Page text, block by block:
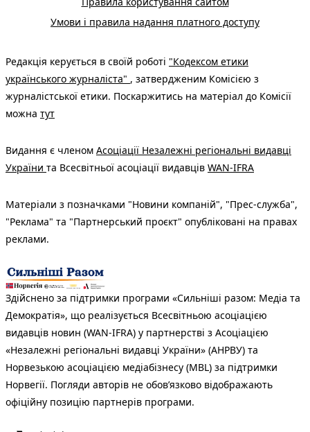
Умови і правила надання платного доступу
Редакція керується в своїй роботі "Кодексом етики
українського журналіста" , затвердженим Комісією з
журналістської етики. Поскаржитись на матеріал до Комісії
можна тут
Видання є членом Асоціації Незалежні регіональні видавці
України та Всесвітньої асоціації видавців WAN-IFRA
Матеріали з позначками "Новини компаній", "Прес-служба",
"Реклама" та "Партнерський проєкт" опубліковані на правах
реклами.
Здійснено за підтримки програми «Сильніші разом: Медіа та
Демократія», що реалізується Всесвітньою асоціацією
видавців новин (WAN-IFRA) у партнерстві з Асоціацією
«Незалежні регіональні видавці України» (АНРВУ) та
Норвезькою асоціацією медіабізнесу (MBL) за підтримки
Норвегії. Погляди авторів не обов’язково відображають
офіційну позицію партнерів програми.